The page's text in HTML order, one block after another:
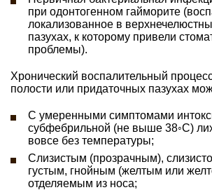
при одонтогенном гайморите
локализованное в
пазухах, к которому привели
проблемы).
Хронический воспалительный
полости или придаточных пазухах
С умеренными симптомами
субфебрильной (не выше 38◦С)
вовсе без температуры;
Слизистым (прозрачным),
густым, гнойным (желтым или
отделяемым из носа;